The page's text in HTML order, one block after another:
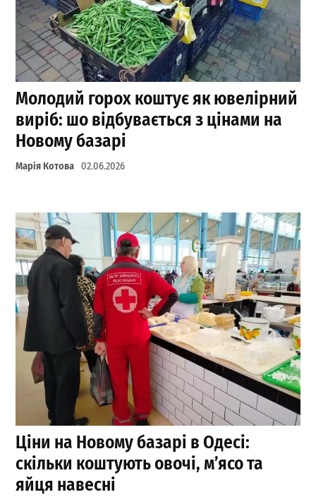
Молодий горох коштує як ювелірний
виріб: шо відбувається з цінами на
Новому базарі
Марія Котова 02.06.2026
Ціни на Новому базарі в Одесі:
скільки коштують овочі, м’ясо та
яйця навесні